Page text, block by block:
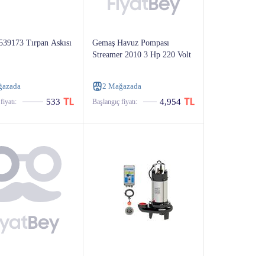
Tırpan Askısı
533
Gemaş Havuz Pompası
Streamer 2010 3 Hp 220 Volt
2 Mağazada
Başlangıç ​​fiyatı: 4,954